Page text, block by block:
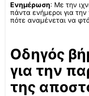
Ενημέρωση: Με την
πάντα ενήμεροι για
πότε αναμένεται να
Οδηγός
για την
της